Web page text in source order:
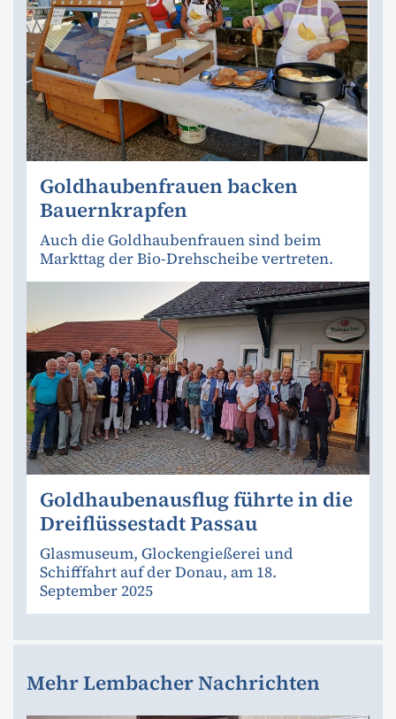
Goldhaubenfrauen backen
Bauernkrapfen
Auch die Goldhaubenfrauen sind beim
Markttag der Bio-Drehscheibe vertreten.
Goldhaubenausflug führte in die
Dreiflüssestadt Passau
Glasmuseum, Glockengießerei und
Schifffahrt auf der Donau, am 18.
September 2025
Mehr Lembacher Nachrichten